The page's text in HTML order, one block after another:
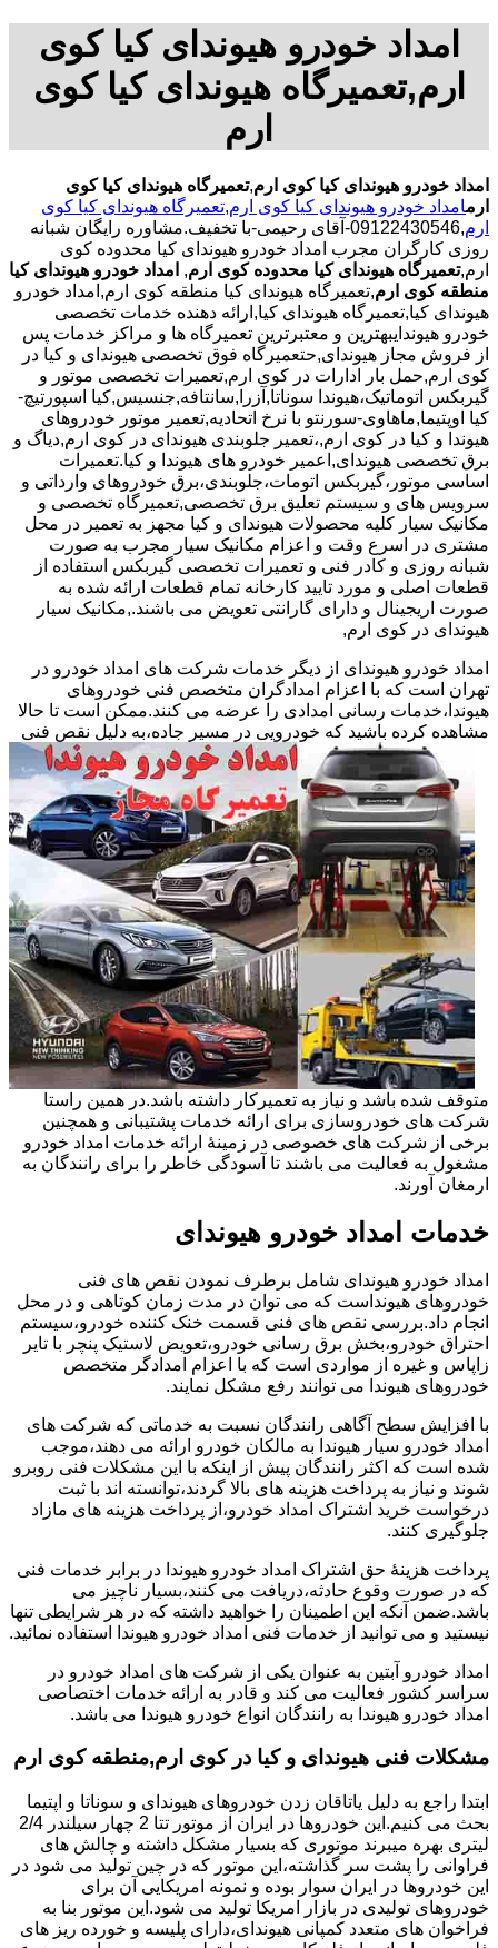
امداد خودرو هیوندای کیا کوی
ارم,تعمیرگاه هیوندای کیا کوی
ارم
امداد خودرو هیوندای کیا کوی ارم,تعمیرگاه هیوندای کیا کوی
ارمامداد خودرو هیوندای کیا کوی ارم,تعمیرگاه هیوندای کیا کوی
ارم
,09122430546-آقای رحیمی-با تخفیف.مشاوره رایگان شبانه
روزی کارگران مجرب امداد خودرو هیوندای کیا محدوده کوی
ارم,تعمیرگاه هیوندای کیا محدوده کوی ارم, امداد خودرو هیوندای کیا
منطقه کوی ارم,تعمیرگاه هیوندای کیا منطقه کوی ارم,امداد خودرو
هیوندای کیا,تعمیرگاه هیوندای کیا,ارائه دهنده خدمات تخصصی
خودرو هیوندایبهترین و معتبرترین تعمیرگاه ها و مراکز خدمات پس
از فروش مجاز هیوندای,حتعمیرگاه فوق تخصصی هیوندای و کیا در
کوی ارم,حمل بار ادارات در کوی ارم,تعمیرات تخصصی موتور و
گیربکس اتوماتیک،هیوندا سوناتا,آزرا,سانتافه,جنسیس,کیا اسپورتیچ-
کیا اوپتیما‌,ماهاوی-سورنتو با نرخ اتحادیه,تعمیر موتور خودروهای
هیوندا و کیا در کوی ارم,،تعمیر جلوبندی هیوندای در کوی ارم,دیاگ و
برق تخصصی هیوندای,اعمیر خودرو های هیوندا و کیا.تعمیرات
اساسی موتور،گیربکس اتومات،جلوبندی،برق خودروهای وارداتی و
سرویس های و سیستم تعلیق برق تخصصی,تعمیرگاه تخصصی و
مکانیک سیار کلیه محصولات هیوندای و کیا مجهز به تعمیر در محل
مشتری در اسرع وقت و اعزام مکانیک سیار مجرب به صورت
شبانه روزی و کادر فنی و تعمیرات تخصصی گیربکس استفاده از
قطعات اصلی و مورد تایید کارخانه تمام قطعات ارائه شده به
صورت اریجینال و دارای گارانتی تعویض می باشند.,مکانیک سیار
هیوندای در کوی ارم,
امداد خودرو هیوندای از دیگر خدمات شرکت های امداد خودرو در
تهران است که با اعزام امدادگران متخصص فنی خودروهای
هیوندا،خدمات رسانی امدادی را عرضه می کنند.ممکن است تا حالا
مشاهده کرده باشید که خودرویی در مسیر جاده،به دلیل نقص فنی
متوقف شده باشد و نیاز به تعمیرکار داشته باشد.در همین راستا
شرکت های خودروسازی برای ارائه خدمات پشتیبانی و همچنین
برخی از شرکت های خصوصی در زمینۀ ارائه خدمات امداد خودرو
مشغول به فعالیت می باشند تا آسودگی خاطر را برای رانندگان به
ارمغان آورند.
خدمات امداد خودرو هیوندای
امداد خودرو هیوندای شامل برطرف نمودن نقص های فنی
خودروهای هیونداست که می توان در مدت زمان کوتاهی و در محل
انجام داد.بررسی نقص های فنی قسمت خنک کننده خودرو،سیستم
احتراق خودرو،بخش برق رسانی خودرو،تعویض لاستیک پنچر با تایر
زاپاس و غیره از مواردی است که با اعزام امدادگر متخصص
خودروهای هیوندا می توانند رفع مشکل نمایند.
با افزایش سطح آگاهی رانندگان نسبت به خدماتی که شرکت های
امداد خودرو سیار هیوندا به مالکان خودرو ارائه می دهند،موجب
شده است که اکثر رانندگان پیش از اینکه با این مشکلات فنی روبرو
شوند و نیاز به پرداخت هزینه های بالا گردند،توانسته اند با ثبت
درخواست خرید اشتراک امداد خودرو،از پرداخت هزینه های مازاد
جلوگیری کنند.
پرداخت هزینۀ حق اشتراک امداد خودرو هیوندا در برابر خدمات فنی
که در صورت وقوع حادثه،دریافت می کنند،بسیار ناچیز می
باشد.ضمن آنکه این اطمینان را خواهید داشته که در هر شرایطی تنها
نیستید و می توانید از خدمات فنی امداد خودرو هیوندا استفاده نمائید.
امداد خودرو آبتین به عنوان یکی از شرکت های امداد خودرو در
سراسر کشور فعالیت می کند و قادر به ارائه خدمات اختصاصی
امداد خودرو هیوندا به رانندگان انواع خودرو هیوندا می باشد.
مشکلات فنی هیوندای و کیا در کوی ارم,منطقه کوی ارم
ابتدا راجع به دلیل یاتاقان زدن خودروهای هیوندای و سوناتا و اپتیما
بحث می کنیم.این خودروها در ایران از موتور تتا 2 چهار سیلندر 2/4
لیتری بهره میبرند موتوری که بسیار مشکل داشته و چالش های
فراوانی را پشت سر گذاشته،این موتور که در چین تولید می شود در
این خودروها در ایران سوار بوده و نمونه امریکایی آن برای
خودروهای تولیدی در بازار امریکا تولید می شود.این موتور بنا به
فراخوان های متعدد کمپانی هیوندای،دارای پلیسه و خورده ریز های